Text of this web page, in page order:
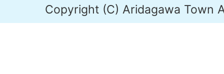
Copyright (C) Aridagawa Town